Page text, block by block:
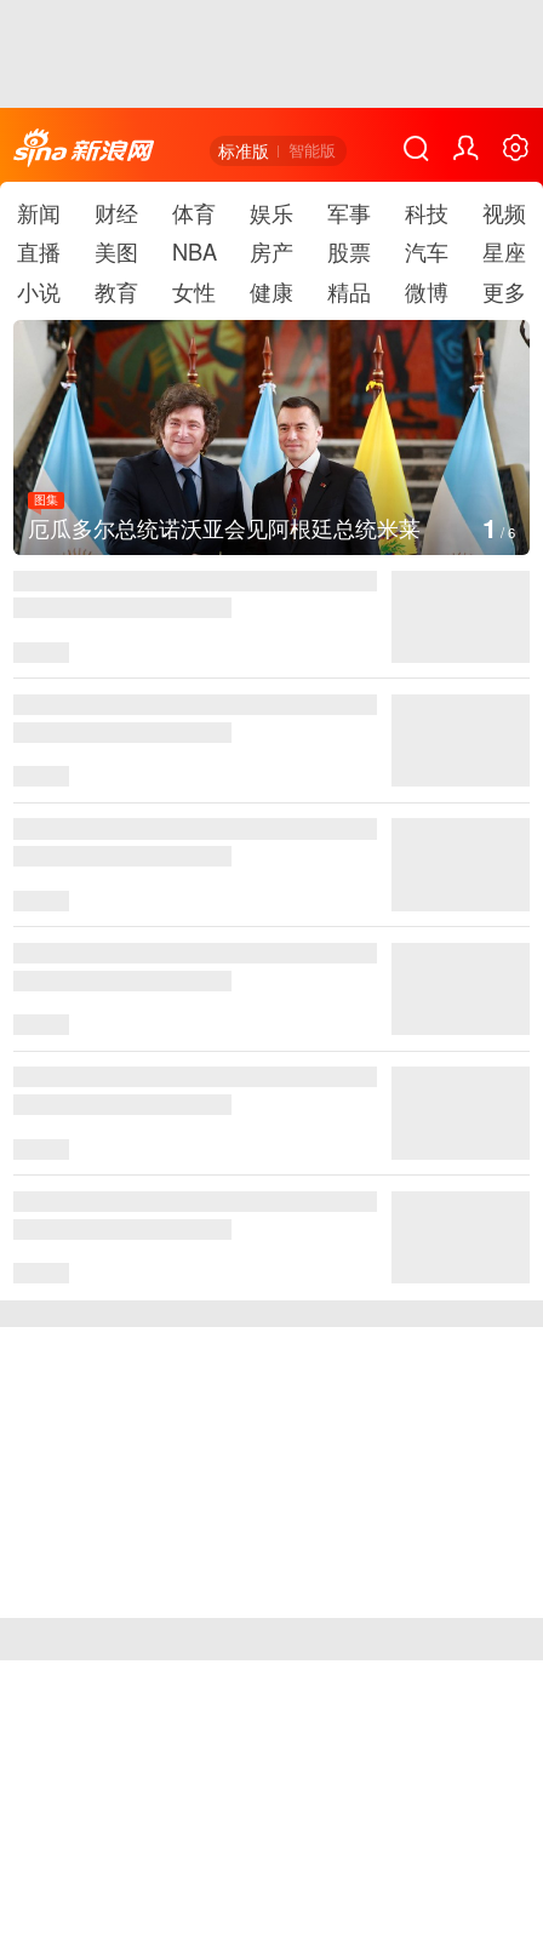
标准版 智能版
新闻 财经 体育 娱乐 军事 科技
视频
直播
美图 NBA 房产 股票 汽车
星座
小说
教育 女性 健康 精品 微博 更多
图集
厄瓜多尔总统诺沃亚会见阿根廷总统米莱 1/6